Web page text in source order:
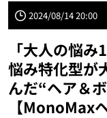
2024/08/14 20:00
「大人の悩
悩み特化型が
んだ“ヘア＆
【MonoMax